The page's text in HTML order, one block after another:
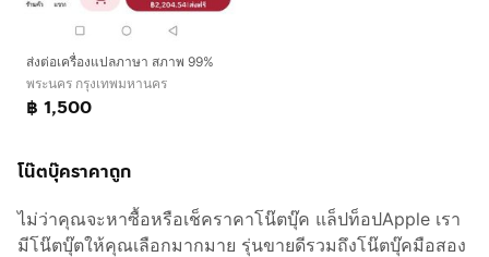
ส่งต่อเครื่องแปลภาษา สภาพ 99%
พระนคร กรุงเทพมหานคร
฿ 1,500
โน๊ตบุ๊คราคาถูก
ไม่ว่าคุณจะหาซื้อหรือเช็คราคาโน๊ตบุ๊ค แล็ปท็อปApple เรา
มีโน๊ตบุ๊ตให้คุณเลือกมากมาย รุ่นขายดีรวมถึงโน๊ตบุ๊คมือสอง